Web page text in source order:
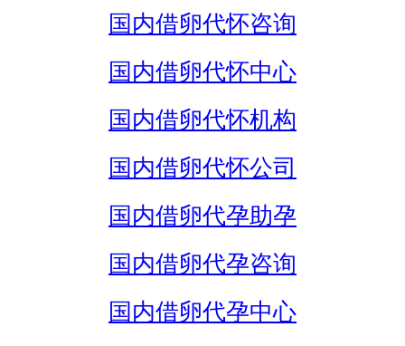
国内借卵代怀咨询
国内借卵代怀中心
国内借卵代怀机构
国内借卵代怀公司
国内借卵代孕助孕
国内借卵代孕咨询
国内借卵代孕中心